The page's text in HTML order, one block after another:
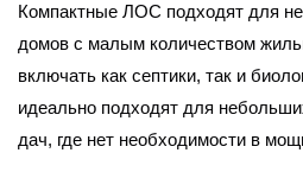
Компактные ЛОС подходят для
домов с малым количеством
включать как септики, так и
идеально подходят для
дач, где нет необходимости в